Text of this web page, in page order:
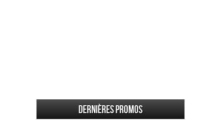
Dernières promos